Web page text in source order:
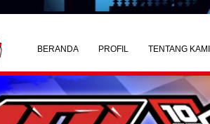
BERANDA PROFIL TENTANG KAMI